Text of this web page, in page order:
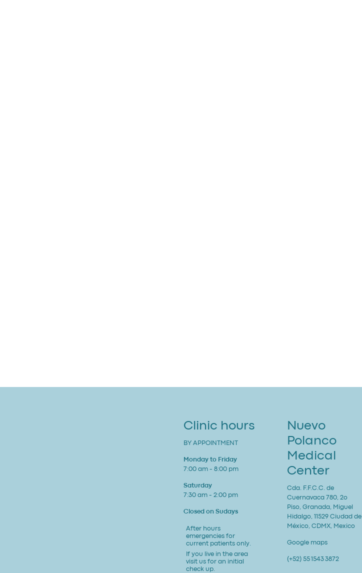
Clinic hours
BY APPOINTMENT
Monday to Friday
7:00 am - 8:00 pm
Saturday
7:30 am - 2:00 pm
Closed on Sudays
After hours
emergencies for
current patients only.
If you live in the area
visit us for an initial
check up.
Nuevo
Polanco
Medical
Center
Cda. F.F.C.C. de
Cuernavaca 780, 2o
Piso, Granada, Miguel
Hidalgo, 11529 Ciudad de
México, CDMX, Mexico
Google maps
(+52) 55 1543 3872